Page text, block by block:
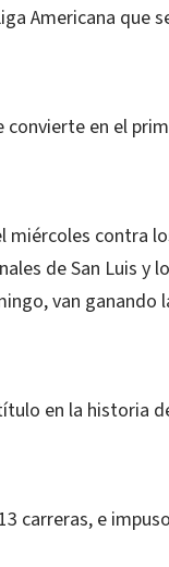
Americana que
convierte en el
miércoles contra
de San Luis y
van ganando
en la historia
carreras, e